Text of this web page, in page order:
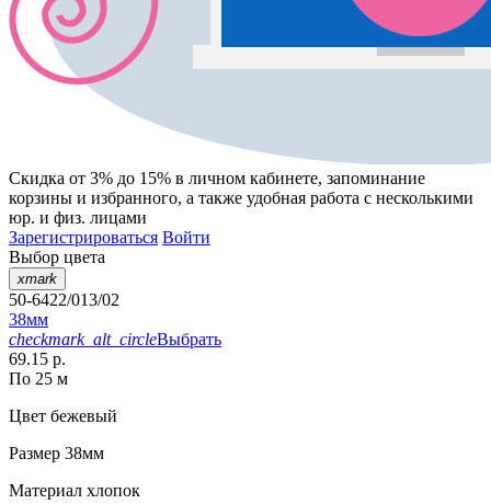
Скидка от 3% до 15% в личном кабинете, запоминание
корзины и избранного, а также удобная работа с несколькими
юр. и физ. лицами
Зарегистрироваться Войти
Выбор цвета
xmark
50-6422/013/02
38мм
checkmark_alt_circleВыбрать
69.15 р.
По 25 м
Цвет бежевый
Размер 38мм
Материал хлопок